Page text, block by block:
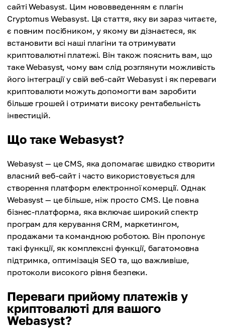
сайті Webasyst. Цим нововведенням є плагін
Cryptomus Webasyst. Ця стаття, яку ви зараз читаєте,
є повним посібником, у якому ви дізнаєтеся, як
встановити всі наші плагіни та отримувати
криптовалютні платежі. Він також пояснить вам, що
таке Webasyst, чому вам слід розглянути можливість
його інтеграції у свій веб-сайт Webasyst і як переваги
криптовалюти можуть допомогти вам заробити
більше грошей і отримати високу рентабельність
інвестицій.
Що таке Webasyst?
Webasyst — це CMS, яка допомагає швидко створити
власний веб-сайт і часто використовується для
створення платформ електронної комерції. Однак
Webasyst — це більше, ніж просто CMS. Це повна
бізнес-платформа, яка включає широкий спектр
програм для керування CRM, маркетингом,
продажами та командною роботою. Він пропонує
такі функції, як комплексні функції, багатомовна
підтримка, оптимізація SEO та, що важливіше,
протоколи високого рівня безпеки.
Переваги прийому платежів у
криптовалюті для вашого
Webasyst?